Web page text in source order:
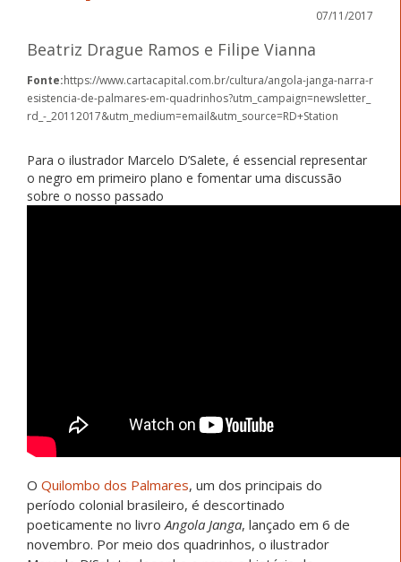
07/11/2017
Beatriz Drague Ramos e Filipe Vianna
Fonte:https://www.cartacapital.com.br/cultura/angola-janga-narra-r
esistencia-de-palmares-em-quadrinhos?utm_campaign=newsletter_
rd_-_20112017&utm_medium=email&utm_source=RD+Station
Para o ilustrador Marcelo D’Salete, é essencial representar
o negro em primeiro plano e fomentar uma discussão
sobre o nosso passado
O Quilombo dos Palmares, um dos principais do
período colonial brasileiro, é descortinado
poeticamente no livro Angola Janga, lançado em 6 de
novembro. Por meio dos quadrinhos, o ilustrador